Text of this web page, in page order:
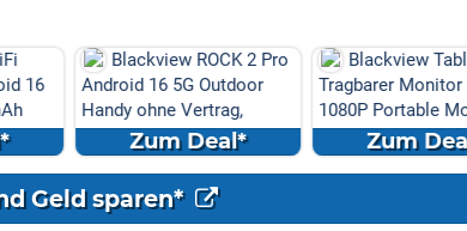
Blackview ROCK 2 Pro
Android 16 5G Outdoor
Handy ohne Vertrag,
32GB...Zum Deal*
Blackview Table 10
Tragbarer Monitor
1080P Portable Monito...
Zum Deal*
Geld sparen*